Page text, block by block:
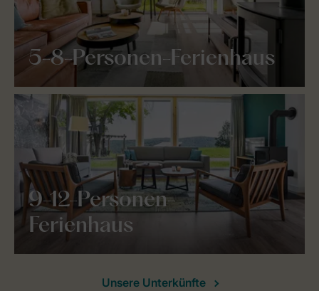
5-8-Personen-Ferienhaus
9-12-Personen-
Ferienhaus
Unsere Unterkünfte